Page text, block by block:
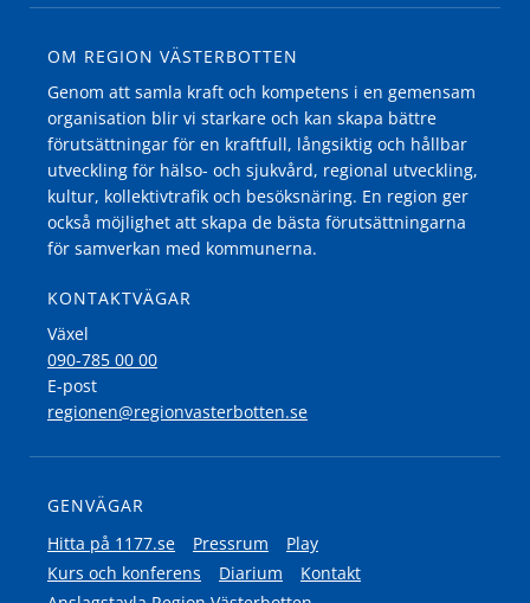
OM REGION VÄSTERBOTTEN
Genom att samla kraft och kompetens i en gemensam
organisation blir vi starkare och kan skapa bättre
förutsättningar för en kraftfull, långsiktig och hållbar
utveckling för hälso- och sjukvård, regional utveckling,
kultur, kollektivtrafik och besöksnäring. En region ger
också möjlighet att skapa de bästa förutsättningarna
för samverkan med kommunerna.
KONTAKTVÄGAR
Växel
090-785 00 00
E-post
regionen@regionvasterbotten.se
GENVÄGAR
Hitta på 1177.se
Pressrum
Play
Kurs och konferens
Diarium
Kontakt